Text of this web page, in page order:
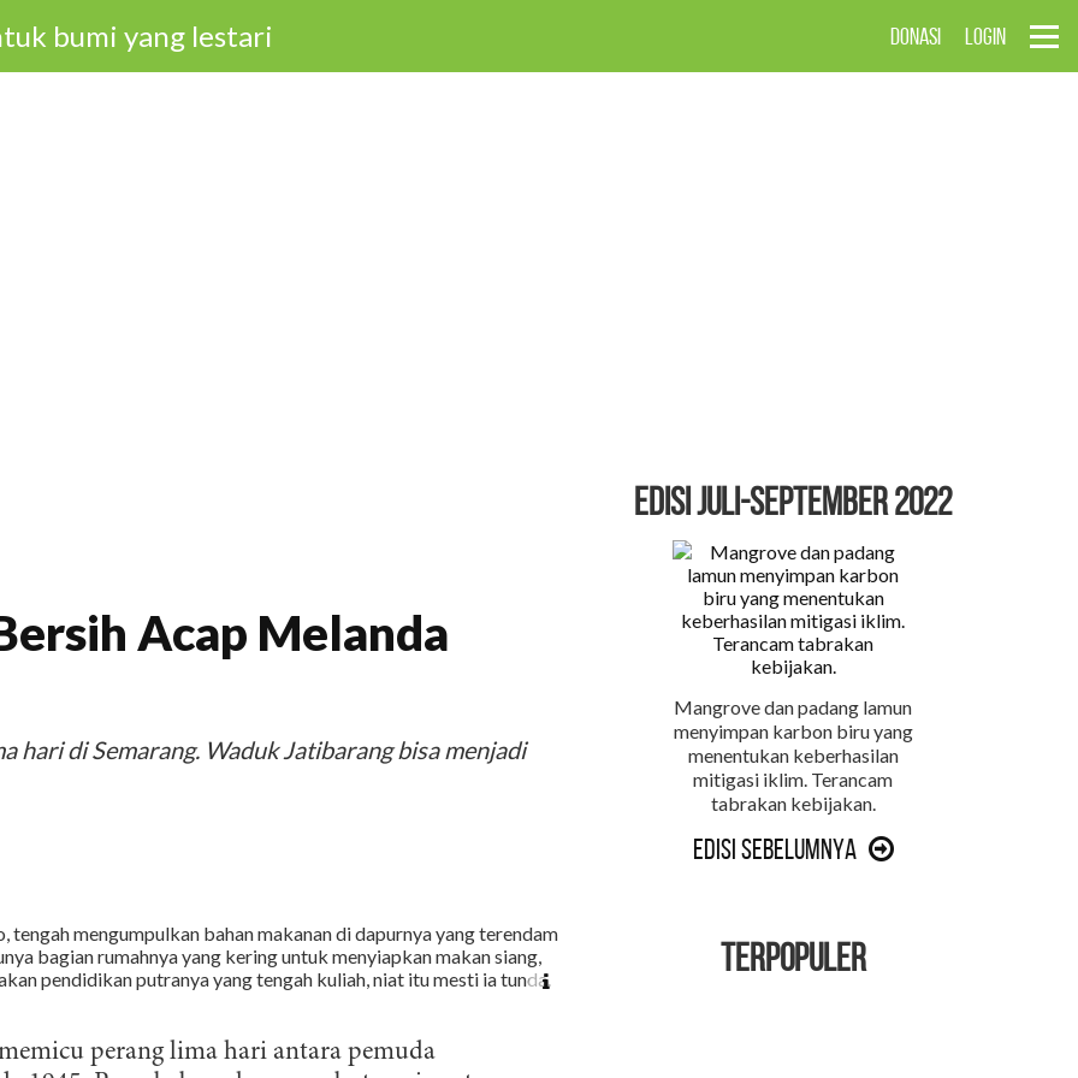
bumi yang lestari DONASI LOGIN
Acap Melanda
hari di Semarang. Waduk Jatibarang bisa menjadi
perang lima hari antara pemuda
EDISI Juli-September 2022
Mangrove dan padang lamun
menyimpan karbon biru yang
menentukan keberhasilan
mitigasi iklim. Terancam
tabrakan kebijakan.
Edisi Sebelumnya
TERPOPULER